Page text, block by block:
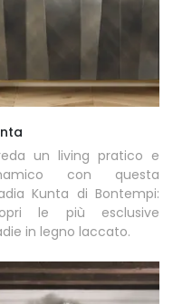
un living pratico e
con questa
Kunta di Bontempi:
le più esclusive
in legno laccato.